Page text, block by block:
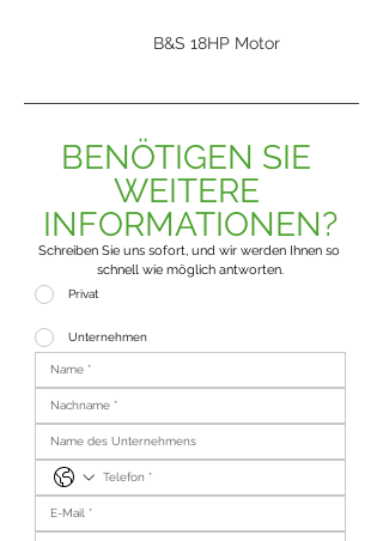
B&S 18HP Motor
BENÖTIGEN SIE
WEITERE
INFORMATIONEN?
Schreiben Sie uns sofort, und wir werden Ihnen so
schnell wie möglich antworten.
Privat
Unternehmen